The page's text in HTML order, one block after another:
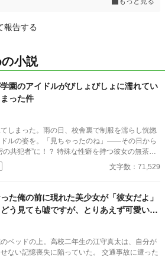
報告する
小説
園のアイドルがびしょびしょに濡れてい
った件
しまった。雨の日、校舎裏で制服を濡らし恍惚
ドルの姿を。「見ちゃったのね」――その日から
の共犯者”に！？ 特殊な性癖を持つ彼女の無茶な
され、身も心も支配される日々の始まり。二人
方は？。二人の禁断の関係が今、始まる！
文字数：71,529
た俺の前に現れた美少女が「彼女だよ」
う見ても嘘ですが、とりあえず可愛いか
いいでしょうか？
ベッドの上。高校二年生の江守真太は、自分が
ない記憶喪失に陥っていた。 交通事故に遭った